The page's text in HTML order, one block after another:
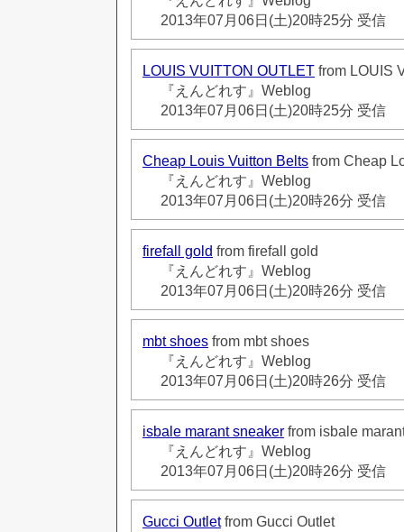
2013年07月06日(土)20時25分 受信
LOUIS VUITTON OUTLET from LOUIS
『えんどれす』Weblog
2013年07月06日(土)20時25分 受信
Cheap Louis Vuitton Belts from Cheap
『えんどれす』Weblog
2013年07月06日(土)20時26分 受信
firefall gold from firefall gold
『えんどれす』Weblog
2013年07月06日(土)20時26分 受信
mbt shoes from mbt shoes
『えんどれす』Weblog
2013年07月06日(土)20時26分 受信
isbale marant sneaker from isbale
『えんどれす』Weblog
2013年07月06日(土)20時26分 受信
Gucci Outletfrom Gucci Outlet